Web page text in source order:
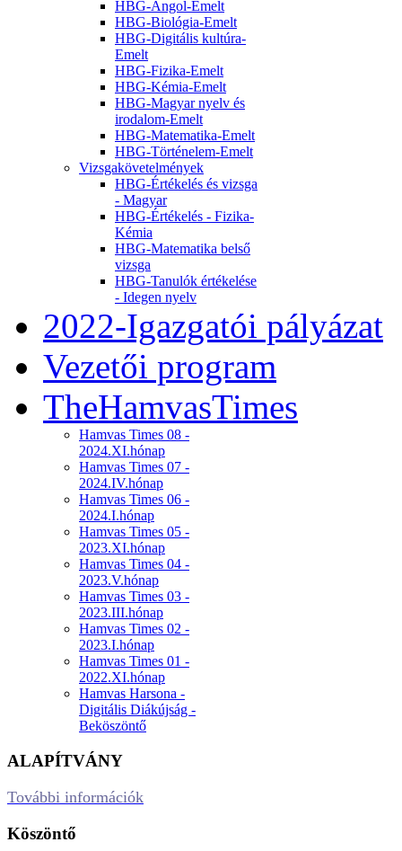
HBG-Angol-Emelt
HBG-Biológia-Emelt
HBG-Digitális kultúra-
Emelt
HBG-Fizika-Emelt
HBG-Kémia-Emelt
HBG-Magyar nyelv és
irodalom-Emelt
HBG-Matematika-Emelt
HBG-Történelem-Emelt
Vizsgakövetelmények
HBG-Értékelés és vizsga
- Magyar
HBG-Értékelés - Fizika-
Kémia
HBG-Matematika belső
vizsga
HBG-Tanulók értékelése
- Idegen nyelv
2022-Igazgatói pályázat
Vezetői program
TheHamvasTimes
Hamvas Times 08 -
2024.XI.hónap
Hamvas Times 07 -
2024.IV.hónap
Hamvas Times 06 -
2024.I.hónap
Hamvas Times 05 -
2023.XI.hónap
Hamvas Times 04 -
2023.V.hónap
Hamvas Times 03 -
2023.III.hónap
Hamvas Times 02 -
2023.I.hónap
Hamvas Times 01 -
2022.XI.hónap
Hamvas Harsona -
Digitális Diákújság -
Beköszöntő
ALAPÍTVÁNY
További információk
Köszöntő